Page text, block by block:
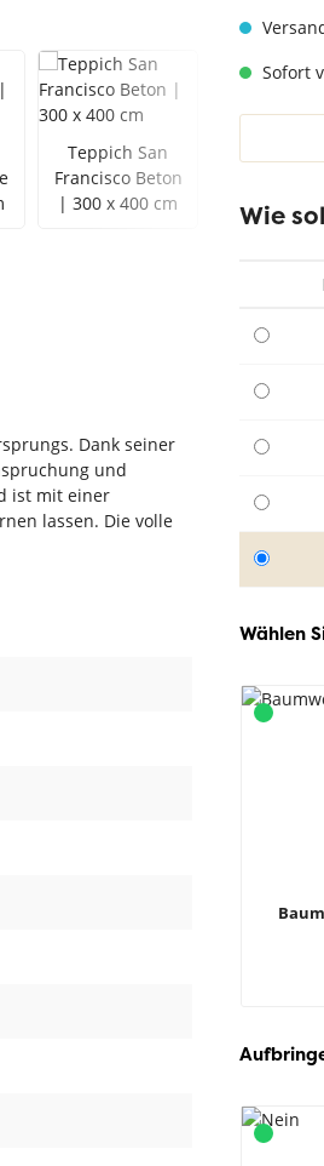
Teppich Taupe
Sofort
Wie
Wählen
Teppich San
Francisco Beton
| 300 x 400 cm
Dank seiner
und
ist mit einer
lassen. Die volle